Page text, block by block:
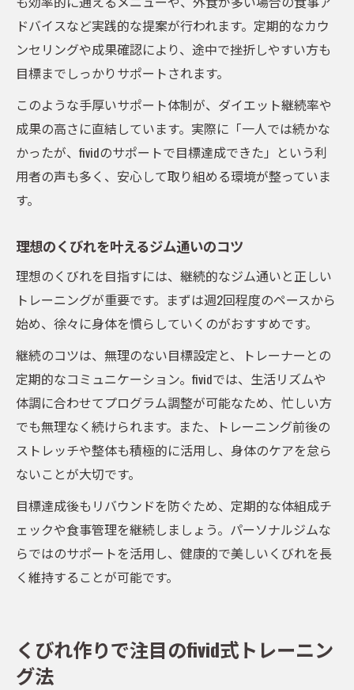
ドバイスなど実践的な提案が行われます。定期的なカウ
ンセリングや成果確認により、途中で挫折しやすい方も
目標までしっかりサポートされます。
このような手厚いサポート体制が、ダイエット継続率や
成果の高さに直結しています。実際に「一人では続かな
かったが、fividのサポートで目標達成できた」という利
用者の声も多く、安心して取り組める環境が整っていま
す。
理想のくびれを叶えるジム通いのコツ
理想のくびれを目指すには、継続的なジム通いと正しい
トレーニングが重要です。まずは週2回程度のペースから
始め、徐々に身体を慣らしていくのがおすすめです。
継続のコツは、無理のない目標設定と、トレーナーとの
定期的なコミュニケーション。fividでは、生活リズムや
体調に合わせてプログラム調整が可能なため、忙しい方
でも無理なく続けられます。また、トレーニング前後の
ストレッチや整体も積極的に活用し、身体のケアを怠ら
ないことが大切です。
目標達成後もリバウンドを防ぐため、定期的な体組成チ
ェックや食事管理を継続しましょう。パーソナルジムな
らではのサポートを活用し、健康的で美しいくびれを長
く維持することが可能です。
くびれ作りで注目のfivid式トレーニン
グ法